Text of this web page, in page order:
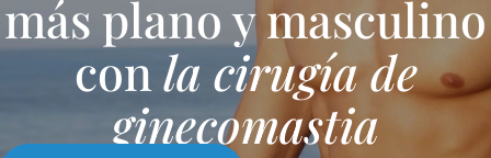
más plano y masculino
con la cirugía de
ginecomastia